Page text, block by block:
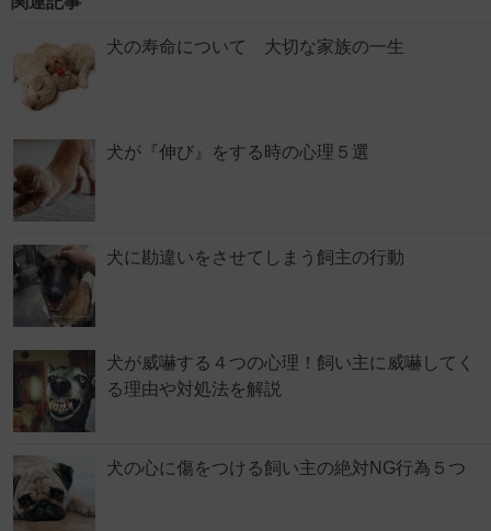
犬の寿命について 大切な家族の一生
犬が『伸び』をする時の心理５選
犬に勘違いをさせてしまう飼主の行動
犬が威嚇する４つの心理！飼い主に威嚇してく
る理由や対処法を解説
犬の心に傷をつける飼い主の絶対NG行為５つ